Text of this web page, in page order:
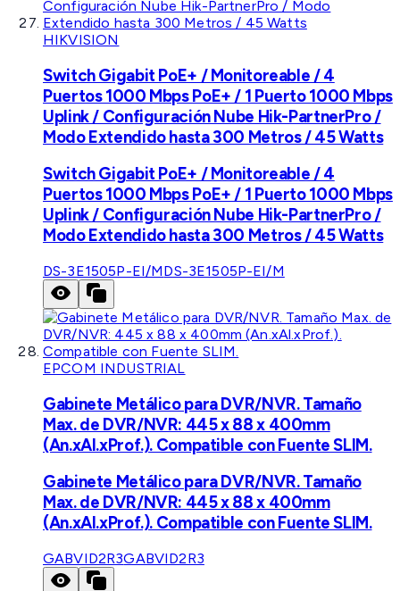
HIKVISION
Switch Gigabit PoE+ / Monitoreable / 4
Puertos 1000 Mbps PoE+ / 1 Puerto 1000 Mbps
Uplink / Configuración Nube Hik-PartnerPro /
Modo Extendido hasta 300 Metros / 45 Watts
Switch Gigabit PoE+ / Monitoreable / 4
Puertos 1000 Mbps PoE+ / 1 Puerto 1000 Mbps
Uplink / Configuración Nube Hik-PartnerPro /
Modo Extendido hasta 300 Metros / 45 Watts
DS-3E1505P-EI/MDS-3E1505P-EI/M
EPCOM INDUSTRIAL
Gabinete Metálico para DVR/NVR. Tamaño
Max. de DVR/NVR: 445 x 88 x 400mm
(An.xAl.xProf.). Compatible con Fuente SLIM.
Gabinete Metálico para DVR/NVR. Tamaño
Max. de DVR/NVR: 445 x 88 x 400mm
(An.xAl.xProf.). Compatible con Fuente SLIM.
GABVID2R3GABVID2R3